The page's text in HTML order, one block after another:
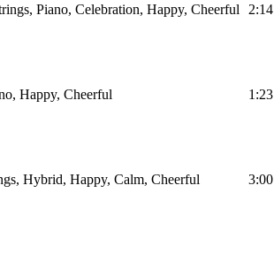
Piano, Celebration, Happy, Cheerful 2:14
Happy, Cheerful 1:23
Hybrid, Happy, Calm, Cheerful 3:00